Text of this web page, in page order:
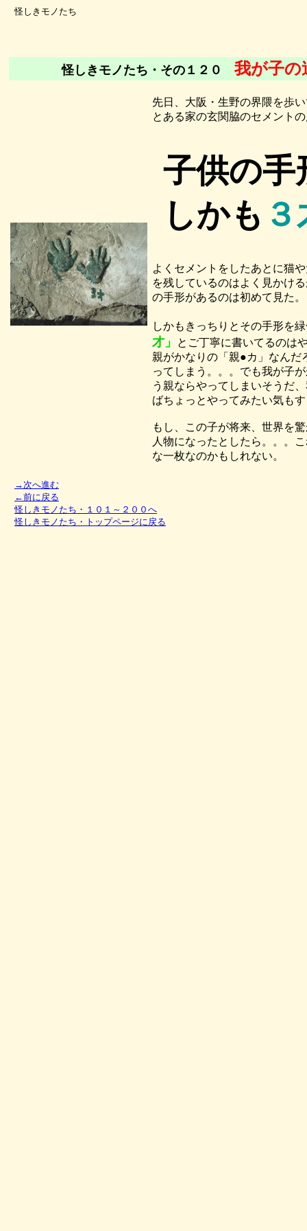
怪しきモノたち
怪しきモノたち・その１２０ 我が子の
先日、大阪・生野の界隈を歩
とある家の玄関脇のセメント
子供の手
しかも
よくセメントをしたあとに猫
を残しているのはよく見かけ
の手形があるのは初めて見た。
しかもきっちりとその手形を
才」
とご丁寧に書いてるのは
親がかなりの「親●カ」なんだ
ってしまう。。。でも我が子
う親ならやってしまいそうだ
ばちょっとやってみたい気も
もし、この子が将来、世界を
人物になったとしたら。。。
な一枚なのかもしれない。
→次へ進む
←前に戻る
怪しきモノたち・１０１～２００へ
怪しきモノたち・トップページに戻る